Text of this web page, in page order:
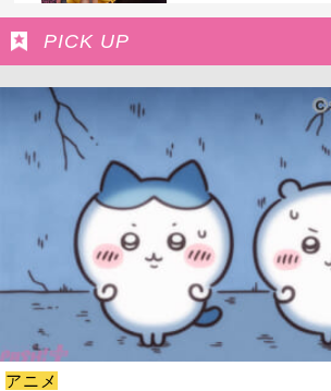
PICK UP
アニメ